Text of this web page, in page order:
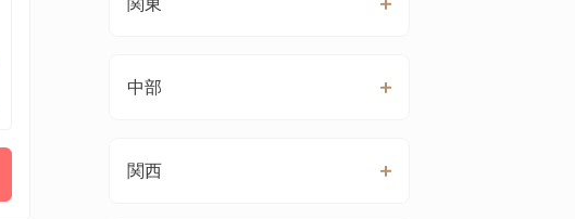
関東
中部
関西